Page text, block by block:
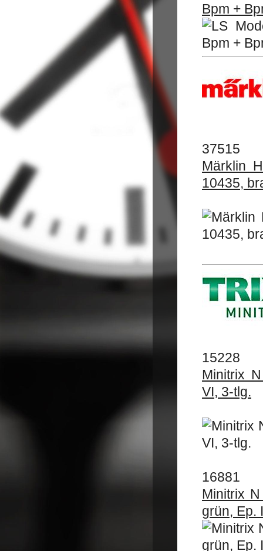
Bpm +
37515
Märklin
10435,
15228
Minitrix
VI, 3-tlg.
16881
Minitrix
grün, Ep.